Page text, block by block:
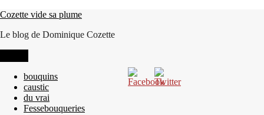
Aller
contenu
Cozette vide sa plume
Le blog de Dominique Cozette
bouquins
caustic
du vrai
Fessebouqueries